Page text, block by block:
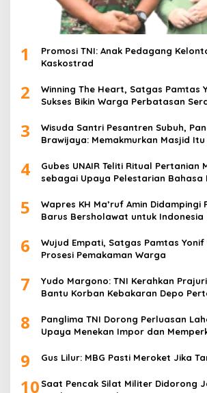
1
Promosi TNI: Anak Pedagang
Kaskostrad
2
Winning The Heart, Satgas Pamtas
Sukses Bikin Warga Perbatasan
3
Wisuda Santri Pesantren Subuh,
Brawijaya: Memakmurkan Masjid Itu
4
Gubes UNAIR Teliti Ritual Pertanian
sebagai Upaya Pelestarian Bahasa
5
Wapres KH Ma’ruf Amin Didampingi
Barus Bersholawat untuk Indonesia
6
Wujud Empati, Satgas Pamtas Yonif
Prosesi Pemakaman Warga
7
Yudo Margono: TNI Kerahkan
Bantu Korban Kebakaran Depo
8
Panglima TNI Dorong Perluasan
Upaya Menekan Impor dan
9 Gus Lilur: MBG Pasti Meroket Jika
10 Saat Pencak Silat Militer Didorong